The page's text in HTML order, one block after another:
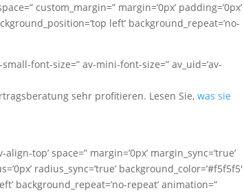
custom_margin=” margin=’0px’ padding=’0px’
left’ background_repeat=’no-
font-size=” av-mini-font-size=” av_uid=’av-
sehr profitieren. Lesen Sie,was sie
top’ space=” margin=’0px’ margin_sync=’true’
radius_sync=’true’ background_color=’#f5f5f5′
background_repeat=’no-repeat’ animation=”